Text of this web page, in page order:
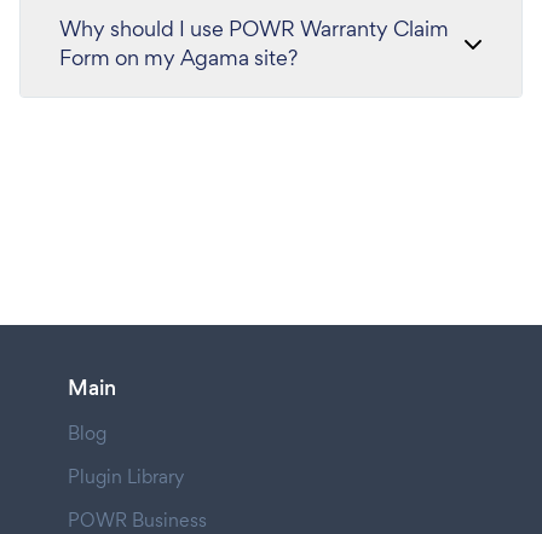
Why should I use POWR Warranty Claim
Form on my Agama site?
Main
Blog
Plugin Library
POWR Business